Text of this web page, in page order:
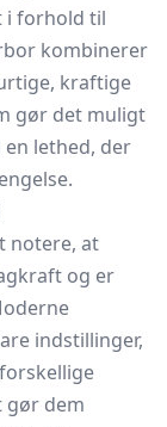
i forhold til
kombinerer
kraftige
gør det muligt
lethed, der
notere, at
og er
indstillinger,
gør dem